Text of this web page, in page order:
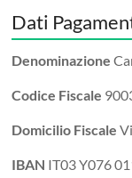
Dati
Denominazione
Codice Fiscale
Domicilio Fiscale
IBAN IT03 Y076